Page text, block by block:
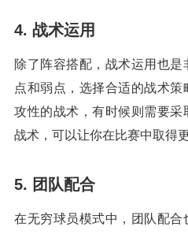
4. 战术运用
除了阵容搭配，战术运用也
点和弱点，选择合适的战术
攻性的战术，有时候则需要采
战术，可以让你在比赛中取得
5. 团队配合
在无穷球员模式中，团队配